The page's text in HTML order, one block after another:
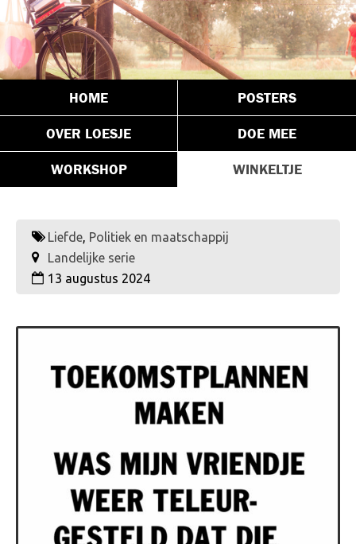
HOME POSTERS
OVER LOESJE DOE MEE
WORKSHOP WINKELTJE
Liefde, Politiek en maatschappij
Landelijke serie
13 augustus 2024